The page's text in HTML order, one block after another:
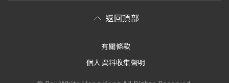
返回頂部
有關條款
個人資料收集聲明